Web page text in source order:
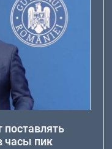
часы пик